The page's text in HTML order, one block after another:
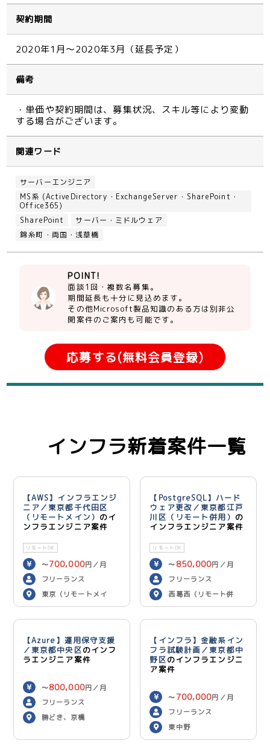
契約期間
2020年1月～2020年3月（延長予定）
備考
・単価や契約期間は、募集状況、スキル等により変動
する場合がございます。
関連ワード
サーバーエンジニア
MS系 (ActiveDirectory・ExchangeServer・SharePoint・
Office365)
SharePoint
サーバー・ミドルウェア
錦糸町・両国・浅草橋
POINT!
面談1回・複数名募集。
期間延長も十分に見込めます。
その他Microsoft製品知識のある方は別非公
開案件のご案内も可能です。
応募する(無料会員登録)
インフラ新着案件一覧
【AWS】インフラエンジ
ニア／東京都千代田区
（リモートメイン） のイ
ンフラエンジニア案件
リモートOK
〜700,000円／月
フリーランス
東京（リモートメイ
ン）
【PostgreSQL】ハード
ウェア更改／東京都江戸
川区（リモート併用） の
インフラエンジニア案件
リモートOK
〜 850,000円／月
フリーランス
西葛西（リモート併
用）
【Azure】運用保守支援
／東京都中央区のインフ
ラエンジニア案件
〜800,000円／月
フリーランス
勝どき、京橋
【インフラ】金融系イン
フラ試験計画／東京都中
野区のインフラエンジニ
ア案件
〜 700,000円／月
フリーランス
東中野